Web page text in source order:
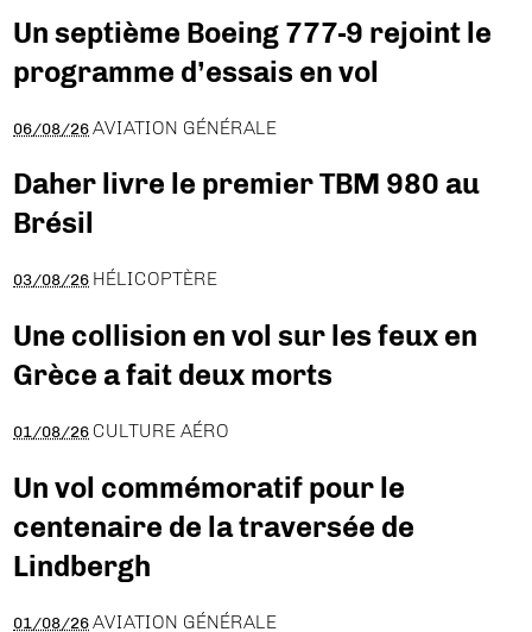
Un septième Boeing 777-9 rejoint le
programme d’essais en vol
06/08/26 AVIATION GÉNÉRALE
Daher livre le premier TBM 980 au
Brésil
03/08/26 HÉLICOPTÈRE
Une collision en vol sur les feux en
Grèce a fait deux morts
01/08/26 CULTURE AÉRO
Un vol commémoratif pour le
centenaire de la traversée de
Lindbergh
01/08/26 AVIATION GÉNÉRALE